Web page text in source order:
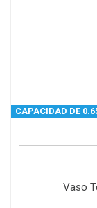
CAPACIDAD DE
Vaso